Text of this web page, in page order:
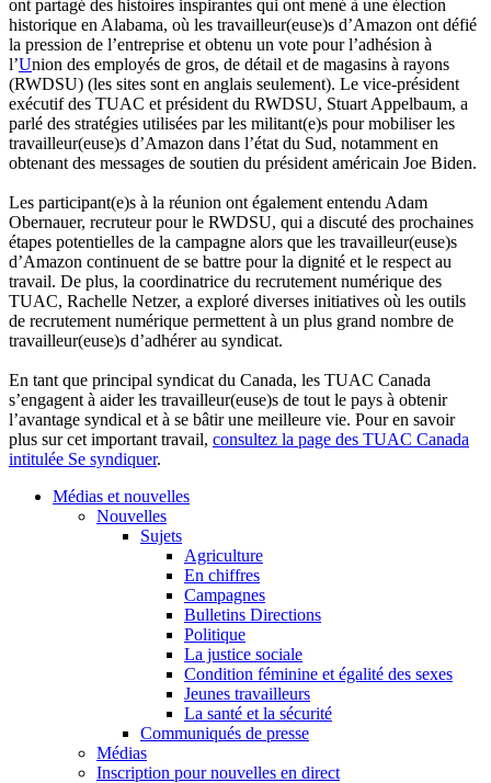
ont partagé des histoires inspirantes qui ont mené à une élection
historique en Alabama, où les travailleur(euse)s d’Amazon ont défié
la pression de l’entreprise et obtenu un vote pour l’adhésion à
l’Union des employés de gros, de détail et de magasins à rayons
(RWDSU) (les sites sont en anglais seulement). Le vice-président
exécutif des TUAC et président du RWDSU, Stuart Appelbaum, a
parlé des stratégies utilisées par les militant(e)s pour mobiliser les
travailleur(euse)s d’Amazon dans l’état du Sud, notamment en
obtenant des messages de soutien du président américain Joe Biden.
Les participant(e)s à la réunion ont également entendu Adam
Obernauer, recruteur pour le RWDSU, qui a discuté des prochaines
étapes potentielles de la campagne alors que les travailleur(euse)s
d’Amazon continuent de se battre pour la dignité et le respect au
travail. De plus, la coordinatrice du recrutement numérique des
TUAC, Rachelle Netzer, a exploré diverses initiatives où les outils
de recrutement numérique permettent à un plus grand nombre de
travailleur(euse)s d’adhérer au syndicat.
En tant que principal syndicat du Canada, les TUAC Canada
s’engagent à aider les travailleur(euse)s de tout le pays à obtenir
l’avantage syndical et à se bâtir une meilleure vie. Pour en savoir
plus sur cet important travail, consultez la page des TUAC Canada
intitulée Se syndiquer.
Médias et nouvelles
Nouvelles
Sujets
Agriculture
En chiffres
Campagnes
Bulletins Directions
Politique
La justice sociale
Condition féminine et égalité des sexes
Jeunes travailleurs
La santé et la sécurité
Communiqués de presse
Médias
Inscription pour nouvelles en direct